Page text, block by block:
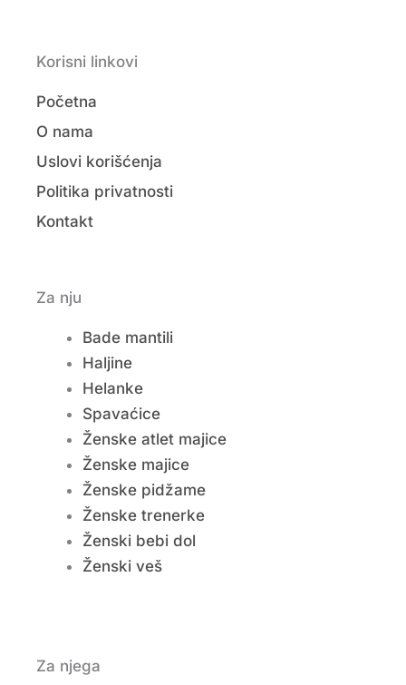
Korisni linkovi
Početna
O nama
Uslovi korišćenja
Politika privatnosti
Kontakt
Za nju
Bade mantili
Haljine
Helanke
Spavaćice
Ženske atlet majice
Ženske majice
Ženske pidžame
Ženske trenerke
Ženski bebi dol
Ženski veš
Za njega